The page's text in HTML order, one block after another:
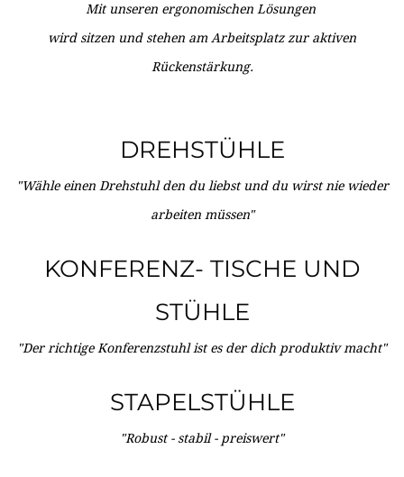
Mit unseren ergonomischen Lösungen
wird sitzen und stehen am Arbeitsplatz zur aktiven
Rückenstärkung.
DREHSTÜHLE
"Wähle einen Drehstuhl den du liebst und du wirst nie wieder
arbeiten müssen"
KONFERENZ- TISCHE UND
STÜHLE
"Der richtige Konferenzstuhl ist es der dich produktiv macht"
STAPELSTÜHLE
"Robust - stabil - preiswert"